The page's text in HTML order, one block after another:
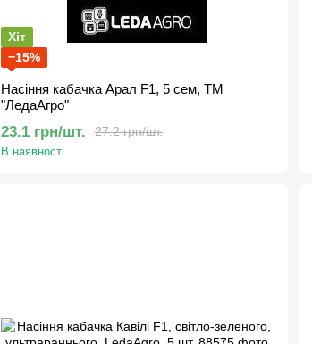
Хіт
−15%
Насіння кабачка Арал F1, 5 сем, ТМ
"ЛедаАгро"
27.2 грн/шт.
23.1 грн/шт.
В наявності